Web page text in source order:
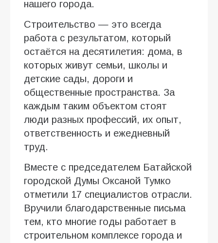
нашего города.
Строительство — это всегда
работа с результатом, который
остаётся на десятилетия: дома, в
которых живут семьи, школы и
детские сады, дороги и
общественные пространства. За
каждым таким объектом стоят
люди разных профессий, их опыт,
ответственность и ежедневный
труд.
Вместе с председателем Батайской
городской Думы Оксаной Тумко
отметили 17 специалистов отрасли.
Вручили благодарственные письма
тем, кто многие годы работает в
строительном комплексе города и